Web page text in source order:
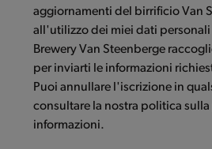
aggiornamenti del birrificio Van
all'utilizzo dei miei dati
Brewery Van Steenberge
per inviarti le informazioni
Puoi annullare l'iscrizione in
consultare la nostra politica
informazioni.